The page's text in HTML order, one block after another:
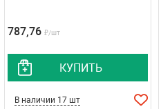
787,76 ₽/шт
КУПИТЬ
В наличии 17 шт